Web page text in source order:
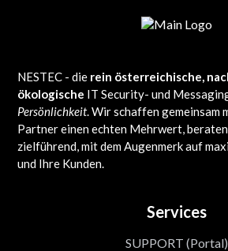
NESTEC - die rein österreichische,
ökologische IT Security- und
Persönlichkeit. Wir schaffen gemeinsam
Partner einen echten Mehrwert,
zielführend, mit dem Augenmerk auf
und Ihre Kunden.
Services
SUPPORT (Portal)